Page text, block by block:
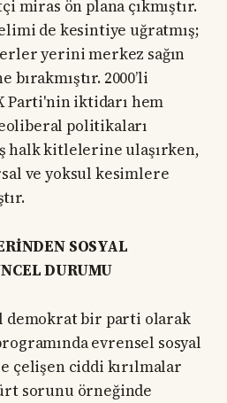
miras ön plana çıkmıştır.
de kesintiye uğratmış;
yerini merkez sağın
2000’li
Parti'nin iktidarı hem
politikaları
halk kitlelerine ulaşırken,
ve yoksul kesimlere
SOSYAL
DURUMU
demokrat bir parti olarak
evrensel sosyal
çelişen ciddi kırılmalar
sorunu örneğinde